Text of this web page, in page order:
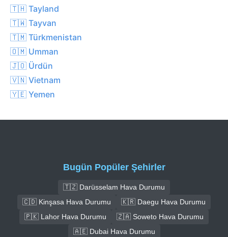
🇹🇭 Tayland
🇹🇼 Tayvan
🇹🇲 Türkmenistan
🇴🇲 Umman
🇯🇴 Ürdün
🇻🇳 Vietnam
🇾🇪 Yemen
Bugün Popüler Şehirler
🇹🇿 Darüsselam Hava Durumu
🇨🇩 Kinşasa Hava Durumu
🇰🇷 Daegu Hava Durumu
🇵🇰 Lahor Hava Durumu
🇿🇦 Soweto Hava Durumu
🇦🇪 Dubai Hava Durumu